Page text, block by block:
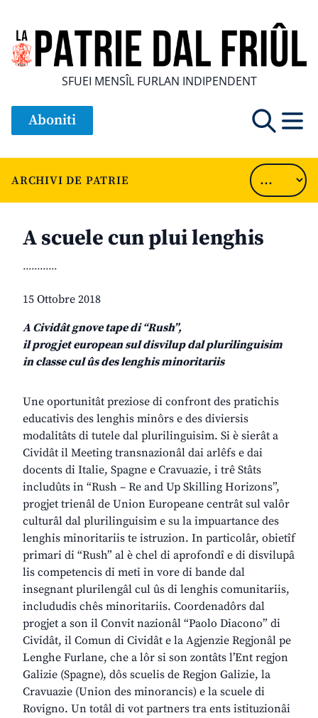
SFUEI MENSÎL FURLAN INDIPENDENT
Aboniti
ARCHIVI DE PATRIE
A scuele cun plui lenghis
............
15 Ottobre 2018
A Cividât gnove tape di “Rush”,
il progjet european sul disvilup dal plurilinguisim
in classe cul ûs des lenghis minoritariis
Une oportunitât preziose di confront des pratichis
educativis des lenghis minôrs e des diviersis
modalitâts di tutele dal plurilinguisim. Si è sierât a
Cividât il Meeting transnazionâl dai arlêfs e dai
docents di Italie, Spagne e Cravuazie, i trê Stâts
includûts in “Rush – Re and Up Skilling Horizons”,
progjet trienâl de Union Europeane centrât sul valôr
culturâl dal plurilinguisim e su la impuartance des
lenghis minoritariis te istruzion. In particolâr, obietîf
primari di “Rush” al è chel di aprofondî e di disvilupâ
lis competencis di meti in vore di bande dal
insegnant plurilengâl cul ûs di lenghis comunitariis,
includudis chês minoritariis. Coordenadôrs dal
progjet a son il Convit nazionâl “Paolo Diacono” di
Cividât, il Comun di Cividât e la Agjenzie Regjonâl pe
Lenghe Furlane, che a lôr si son zontâts l’Ent regjon
Galizie (Spagne), dôs scuelis de Regjon Galizie, la
Cravuazie (Union des minorancis) e la scuele di
Rovigno. Un totâl di vot partners tra ents istituzionâi